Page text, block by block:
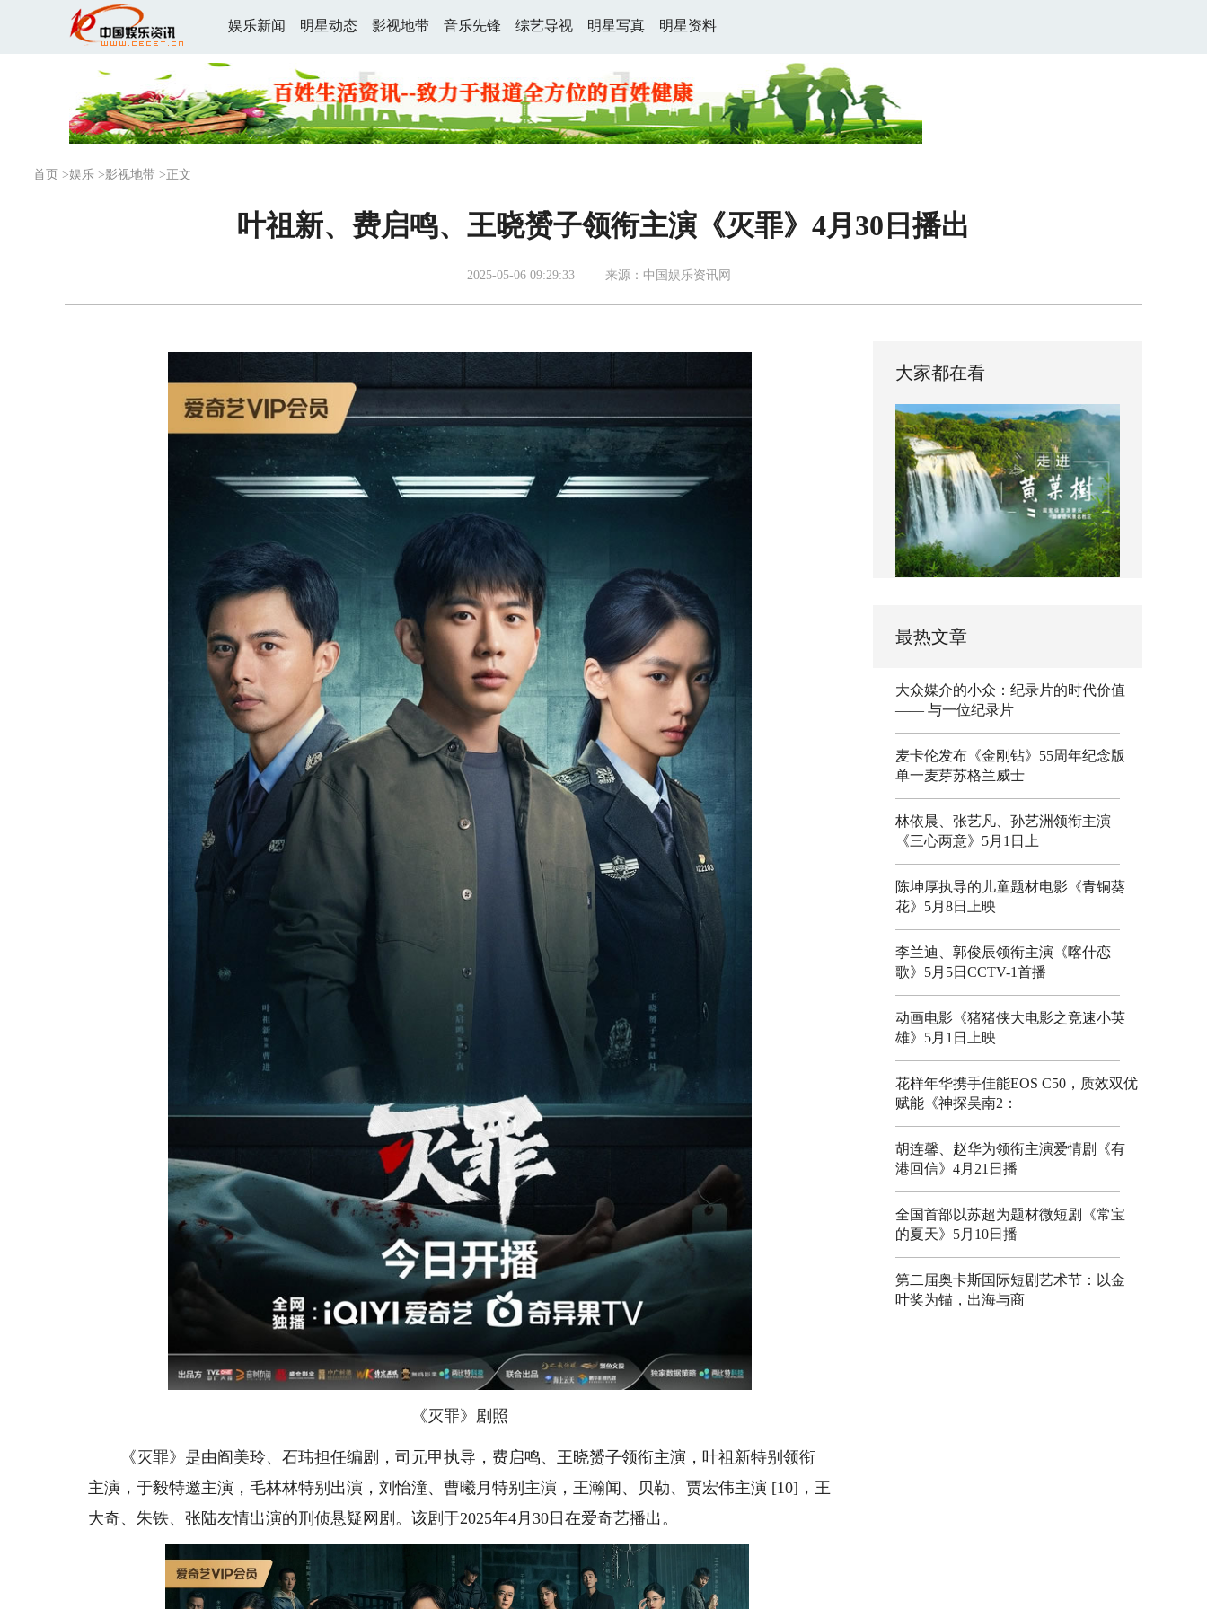
娱乐新闻 明星动态 影视地带 音乐先锋 综艺导视 明星写真 明星资料
首页 >娱乐 >影视地带 >正文
叶祖新、费启鸣、王晓赟子领衔主演《灭罪》4月30日播出
2025-05-06 09:29:33 来源：中国娱乐资讯网
《灭罪》剧照
《灭罪》是由阎美玲、石玮担任编剧，司元甲执导，费启鸣、王晓赟子领衔主演，叶祖新特别领衔
主演，于毅特邀主演，毛林林特别出演，刘怡潼、曹曦月特别主演，王瀚闻、贝勒、贾宏伟主演 [10]，王
大奇、朱铁、张陆友情出演的刑侦悬疑网剧。该剧于2025年4月30日在爱奇艺播出。
大家都在看
最热文章
大众媒介的小众：纪录片的时代价值
—— 与一位纪录片
麦卡伦发布《金刚钻》55周年纪念版
单一麦芽苏格兰威士
林依晨、张艺凡、孙艺洲领衔主演
《三心两意》5月1日上
陈坤厚执导的儿童题材电影《青铜葵
花》5月8日上映
李兰迪、郭俊辰领衔主演《喀什恋
歌》5月5日CCTV-1首播
动画电影《猪猪侠大电影之竞速小英
雄》5月1日上映
花样年华携手佳能EOS C50，质效双优
赋能《神探吴南2：
胡连馨、赵华为领衔主演爱情剧《有
港回信》4月21日播
全国首部以苏超为题材微短剧《常宝
的夏天》5月10日播
第二届奥卡斯国际短剧艺术节：以金
叶奖为锚，出海与商